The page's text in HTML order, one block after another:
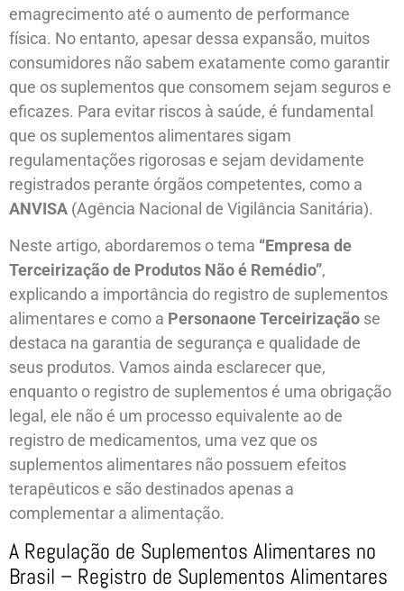
emagrecimento até o aumento de performance
física. No entanto, apesar dessa expansão, muitos
consumidores não sabem exatamente como garantir
que os suplementos que consomem sejam seguros e
eficazes. Para evitar riscos à saúde, é fundamental
que os suplementos alimentares sigam
regulamentações rigorosas e sejam devidamente
registrados perante órgãos competentes, como a
ANVISA (Agência Nacional de Vigilância Sanitária).
Neste artigo, abordaremos o tema “Empresa de
Terceirização de Produtos Não é Remédio”,
explicando a importância do registro de suplementos
alimentares e como a Personaone Terceirização se
destaca na garantia de segurança e qualidade de
seus produtos. Vamos ainda esclarecer que,
enquanto o registro de suplementos é uma obrigação
legal, ele não é um processo equivalente ao de
registro de medicamentos, uma vez que os
suplementos alimentares não possuem efeitos
terapêuticos e são destinados apenas a
complementar a alimentação.
A Regulação de Suplementos Alimentares no
Brasil – Registro de Suplementos Alimentares